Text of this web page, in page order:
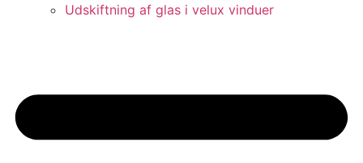
Udskiftning af glas i velux vinduer